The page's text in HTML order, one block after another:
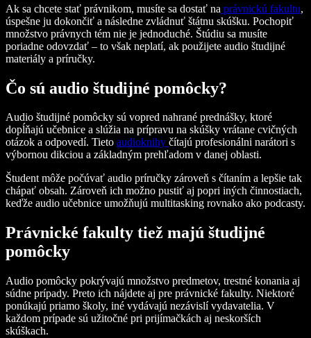
Ak sa chcete stať právnikom, musíte sa dostať na právnickú fakultu,
úspešne ju dokončiť a následne zvládnuť štátnu skúšku. Pochopiť
množstvo právnych tém nie je jednoduché. Štúdiu sa musíte
poriadne odovzdať – to však neplatí, ak použijete audio študijné
materiály a príručky.
Čo sú audio študijné pomôcky?
Audio študijné pomôcky sú vopred nahrané prednášky, ktoré
dopĺňajú učebnice a slúžia na prípravu na skúšky vrátane cvičných
otázok a odpovedí. Tieto audioknihy čítajú profesionálni narátori s
výbornou dikciou a základným prehľadom v danej oblasti.
Študent môže počúvať audio príručky zároveň s čítaním a lepšie tak
chápať obsah. Zároveň ich možno pustiť aj popri iných činnostiach,
keďže audio učebnice umožňujú multitasking rovnako ako podcasty.
Právnické fakulty tiež majú študijné
pomôcky
Audio pomôcky pokrývajú množstvo predmetov, trestné konania aj
súdne prípady. Preto ich nájdete aj pre právnické fakulty. Niektoré
ponúkajú priamo školy, iné vydávajú nezávislí vydavatelia. V
každom prípade sú užitočné pri prijímačkách aj neskorších
skúškach.